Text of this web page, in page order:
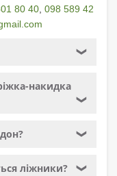
80 40, 098 589 42
❯
накидка
❯
❯
ліжники? ❯